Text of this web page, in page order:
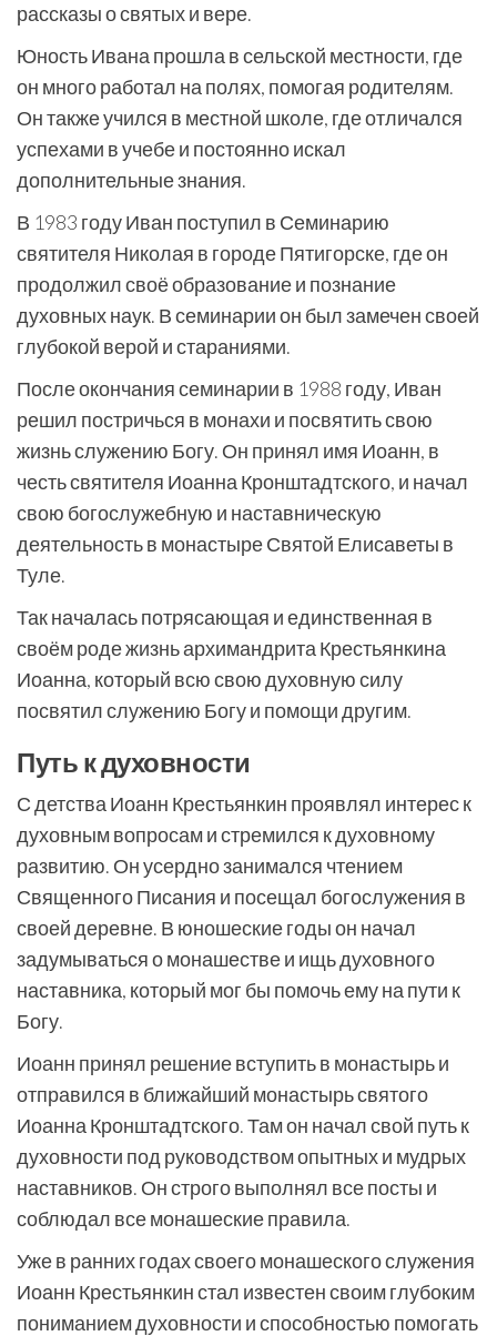
рассказы о святых и вере.
Юность Ивана прошла в сельской местности, где
он много работал на полях, помогая родителям.
Он также учился в местной школе, где отличался
успехами в учебе и постоянно искал
дополнительные знания.
В 1983 году Иван поступил в Семинарию
святителя Николая в городе Пятигорске, где он
продолжил своё образование и познание
духовных наук. В семинарии он был замечен своей
глубокой верой и стараниями.
После окончания семинарии в 1988 году, Иван
решил постричься в монахи и посвятить свою
жизнь служению Богу. Он принял имя Иоанн, в
честь святителя Иоанна Кронштадтского, и начал
свою богослужебную и наставническую
деятельность в монастыре Святой Елисаветы в
Туле.
Так началась потрясающая и единственная в
своём роде жизнь архимандрита Крестьянкина
Иоанна, который всю свою духовную силу
посвятил служению Богу и помощи другим.
Путь к духовности
С детства Иоанн Крестьянкин проявлял интерес к
духовным вопросам и стремился к духовному
развитию. Он усердно занимался чтением
Священного Писания и посещал богослужения в
своей деревне. В юношеские годы он начал
задумываться о монашестве и ищь духовного
наставника, который мог бы помочь ему на пути к
Богу.
Иоанн принял решение вступить в монастырь и
отправился в ближайший монастырь святого
Иоанна Кронштадтского. Там он начал свой путь к
духовности под руководством опытных и мудрых
наставников. Он строго выполнял все посты и
соблюдал все монашеские правила.
Уже в ранних годах своего монашеского служения
Иоанн Крестьянкин стал известен своим глубоким
пониманием духовности и способностью помогать